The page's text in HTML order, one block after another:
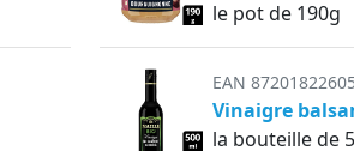
le pot de 190g
EAN
Vinaigre
la bouteille de